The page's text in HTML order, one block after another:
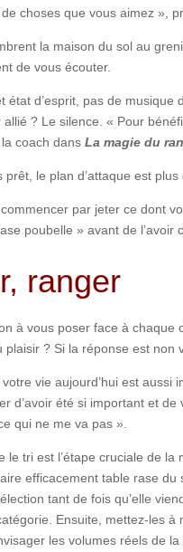
choses que vous aimez »,
la maison du sol au
de vous écouter.
état d’esprit, pas de
? Le silence. « Pour
la coach dansLa magie du
le plan d’attaque est
par jeter ce dont
poubelle » avant de
ranger
à vous poser face à
plaisir ? Si la réponse est non
vie aujourd’hui est aussi
d’avoir été si important et
qui ne me va pas ».
le tri est l’étape cruciale de
efficacement table rase
tant de fois qu’elle
Ensuite, mettez-les
les volumes réels de